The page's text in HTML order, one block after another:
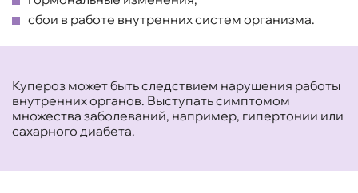
сбои в работе внутренних систем организма.
Купероз может быть следствием нарушения работы
внутренних органов. Выступать симптомом
множества заболеваний, например, гипертонии или
сахарного диабета.